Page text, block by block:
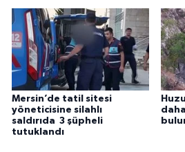
Mersin’de tatil sitesi
yöneticisine silahlı
saldırıda 3 şüpheli
tutuklandı